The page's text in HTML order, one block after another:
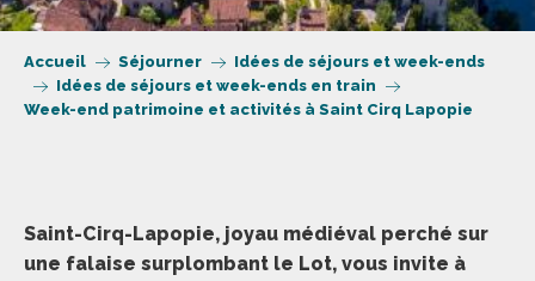
Accueil Séjourner
Idées de séjours et week-ends
Idées de séjours et week-ends en train
Week-end patrimoine et activités à Saint Cirq Lapopie
Saint-Cirq-Lapopie, joyau médiéval perché sur
une falaise surplombant le Lot, vous invite à